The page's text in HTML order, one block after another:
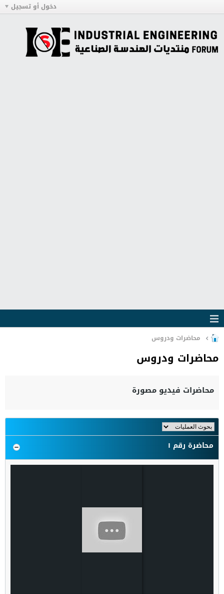
دخول أو تسجيل
محاضرات ودروس
محاضرات ودروس
محاضرات فيديو مصورة
محاضرة رقم ١